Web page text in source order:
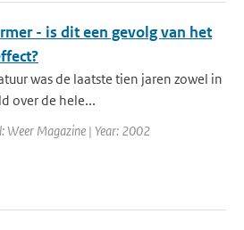
- is dit een gevolg van het
was de laatste tien jaren zowel in
over de hele...
Weer Magazine | Year: 2002